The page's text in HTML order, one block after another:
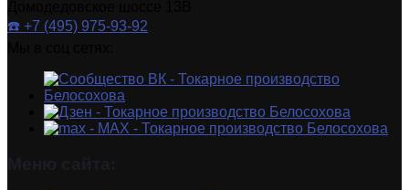
☎️ +7 (495) 975-93-92